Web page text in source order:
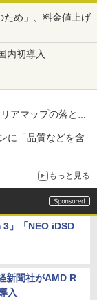
ため」、料金値上げ
内初導入
アマップの落とし
に「品質などを含
もっと見る
」「NEO iDSD
新聞社がAMD R
入